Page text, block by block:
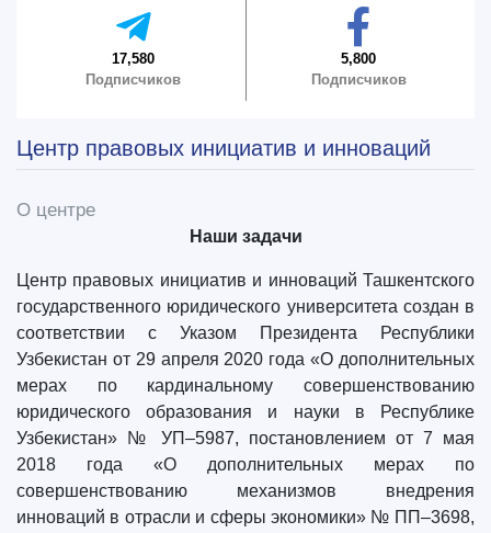
17,580
Подписчиков
5,800
Подписчиков
Центр правовых инициатив и инноваций
О центре
Наши задачи
Центр правовых инициатив и инноваций Ташкентского
государственного юридического университета создан в
соответствии с Указом Президента Республики
Узбекистан от 29 апреля 2020 года «О дополнительных
мерах по кардинальному совершенствованию
юридического образования и науки в Республике
Узбекистан» № УП–5987, постановлением от 7 мая
2018 года «О дополнительных мерах по
совершенствованию механизмов внедрения
инноваций в отрасли и сферы экономики» № ПП–3698,
✉️ Написать администратору